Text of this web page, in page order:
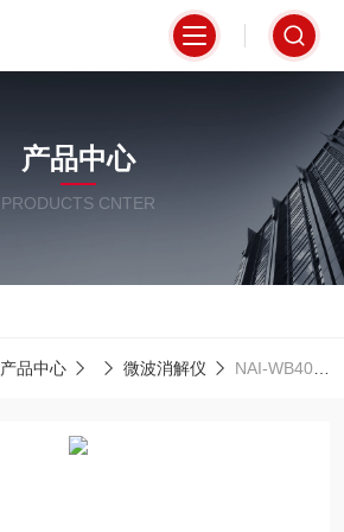
产品中心
PRODUCTS CNTER
产品中心 微波消解仪 NAI-WB40高通量微波消解仪(红外测温),垂直双向波